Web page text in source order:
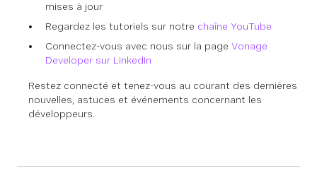
mises à jour
Regardez les tutoriels sur notre chaîne YouTube
Connectez-vous avec nous sur la page Vonage
Developer sur LinkedIn
Restez connecté et tenez-vous au courant des dernières
nouvelles, astuces et événements concernant les
développeurs.